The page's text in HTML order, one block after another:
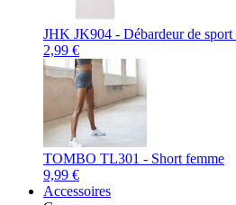
JHK JK904 - Débardeur de sport
2,99 €
TOMBO TL301 - Short femme
9,99 €
Accessoires